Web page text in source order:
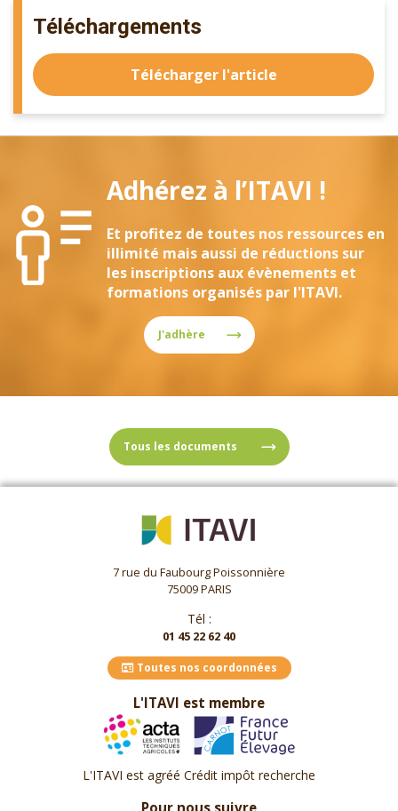
Téléchargements
Télécharger l'article
Adhérez à l’ITAVI !
Et profitez de toutes nos ressources en
illimité mais aussi de réductions sur
les inscriptions aux évènements et
formations organisés par l'ITAVI.
J'adhère
Tous les documents
7 rue du Faubourg Poissonnière
75009 PARIS
Tél :
01 45 22 62 40
Toutes nos coordonnées
L'ITAVI est membre
L'ITAVI est agréé Crédit impôt recherche
Pour nous suivre